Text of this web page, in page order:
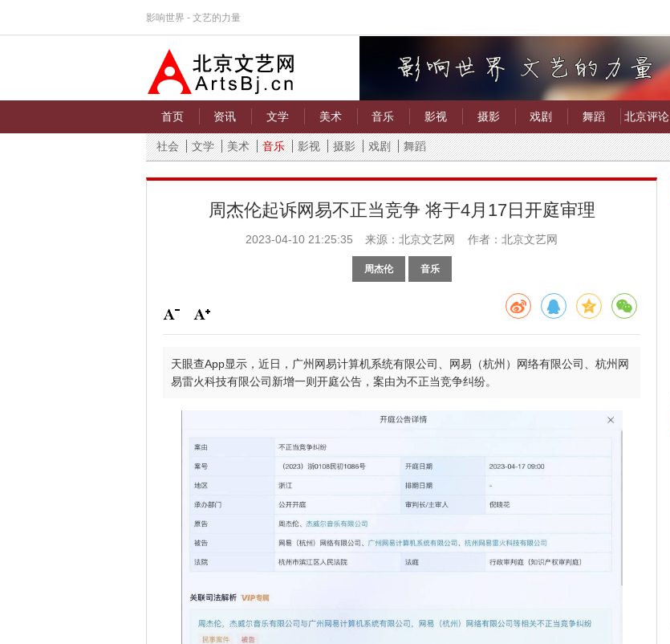
影响世界 - 文艺的力量
首页 资讯 文学 美术 音乐 影视 摄影 戏剧 舞蹈 北京评论
社会
文学 美术 音乐 影视 摄影 戏剧 舞蹈
周杰伦起诉网易不正当竞争 将于4月17日开庭审理
2023-04-10 21:25:35 来源：北京文艺网 作者：北京文艺网
周杰伦 音乐
天眼查App显示，近日，广州网易计算机系统有限公司、网易（杭州）网络有限公司、杭州网
易雷火科技有限公司新增一则开庭公告，案由为不正当竞争纠纷。